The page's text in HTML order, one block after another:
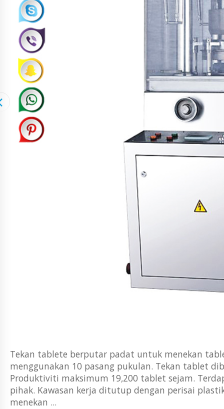
Tekan tablete berputar padat untuk menekan
menggunakan 10 pasang pukulan. Tekan tablet
Produktiviti maksimum 19,200 tablet sejam.
pihak. Kawasan kerja ditutup dengan perisai
menekan ...